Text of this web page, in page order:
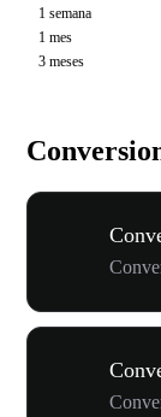
1 semana
1 mes
3 meses